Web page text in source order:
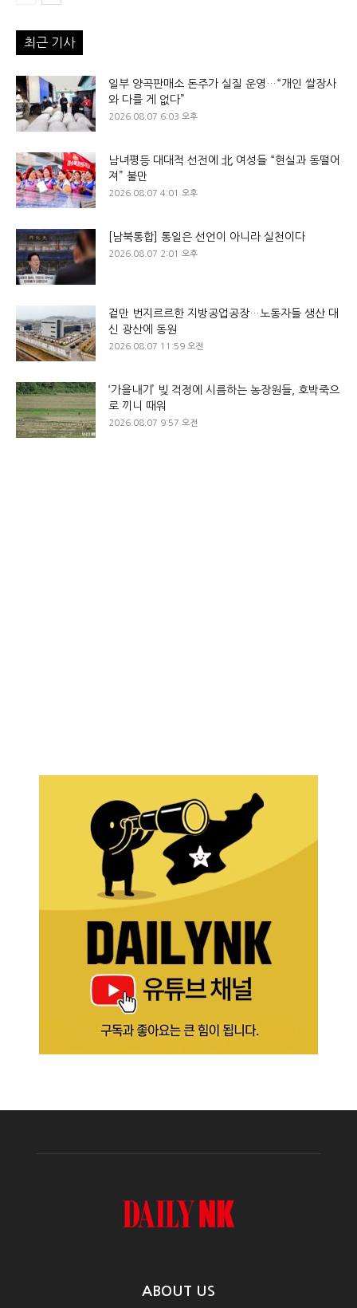
최근 기사
일부 양곡판매소 돈주가 실질 운영…“개인 쌀장사
와 다를 게 없다”
2026.08.07 6:03 오후
남녀평등 대대적 선전에 北 여성들 “현실과 동떨어
져” 불만
2026.08.07 4:01 오후
[남북통합] 통일은 선언이 아니라 실천이다
2026.08.07 2:01 오후
겉만 번지르르한 지방공업공장…노동자들 생산 대
신 광산에 동원
2026.08.07 11:59 오전
‘가을내기’ 빚 걱정에 시름하는 농장원들, 호박죽으
로 끼니 때워
2026.08.07 9:57 오전
ABOUT US